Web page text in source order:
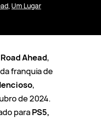
, Um Lugar
Ahead,
franquia de
,
de 2024.
paraPS5,